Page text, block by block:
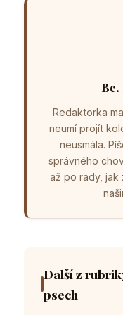
Bc.
Redaktorka
neumí projít
neusmála.
správného
až po rady, jak
Další z
psech